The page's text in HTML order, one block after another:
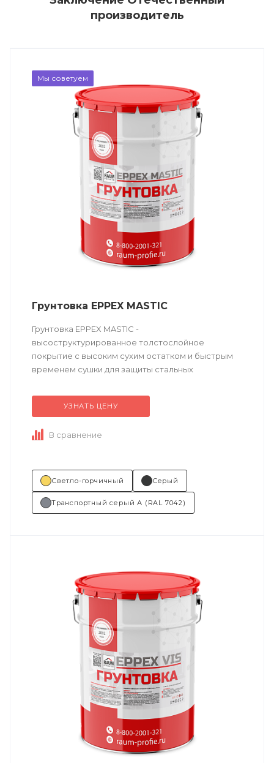
производитель
Мы советуем
Грунтовка EPPEX MASTIC
Грунтовка EPPEX MASTIC -
высоструктурированное толстослойное
покрытие с высоким сухим остатком и быстрым
временем сушки для защиты стальных
Техническое описание
Состав (тип связующего):...
УЗНАТЬ ЦЕНУ
В сравнение
Светло-горчичный Серый
Транспортный серый А (RAL 7042)